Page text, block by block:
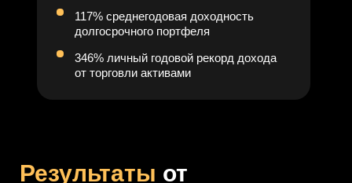
Лицензия на образование
ИП Смердов Евгений Александрович
ОГРНИП 309632024500024